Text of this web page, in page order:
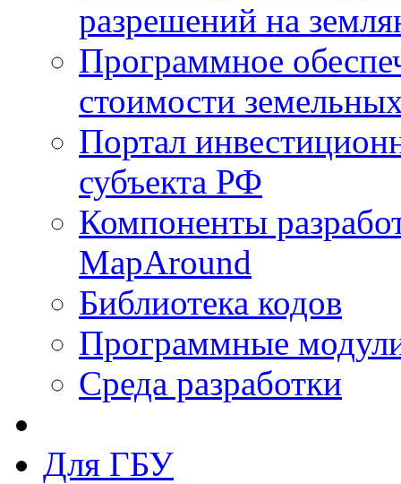
разрешений на
Программное
стоимости
Портал
субъекта РФ
Компоненты
MapAround
Библиотека кодов
Программные
Среда разработки
Для ГБУ